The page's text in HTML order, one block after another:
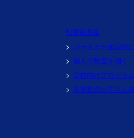
加盟校募集
パートナー加盟校
個人で教室を開く
学校向けプログラム
不登校のお子さん